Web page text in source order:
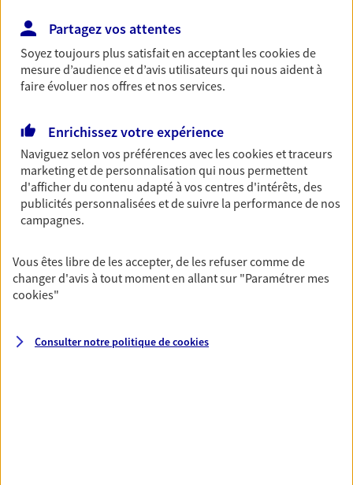
Retraite
Préparez sereinement ce nouveau chapitre de
votre vie avec les conseils d'un expert. Découvrez
notre solution PER (Plan Epargne Retraite)
Découvrir l'offre Retraite
Prévoyance
Pour un avenir serein, assurez-vous avec notre
contrat prévoyance. Préservez vos proches en cas
garanties incapacité temporaire totale de travail,
invalidité ou de décès.
Découvrir l'offre Prévoyance
Santé
Partagez vos attentes
Soyez toujours plus satisfait en acceptant lescookiesde
mesure d’audience et d’avis utilisateurs qui nous aident à
faire évoluer nos offres et nos services.
Enrichissez votre expérience
Naviguez selon vos préférences avec lescookies et traceurs
marketing et de personnalisation qui nous permettent
d'afficher du contenu adapté à vos centres d'intérêts, des
publicités personnalisées et de suivre la performance de nos
campagnes.
Vous êtes libre de les accepter, de les refuser comme de
changer d'avis à tout moment en allant sur "Paramétrer mes
cookies"
Consulter notre politique decookies